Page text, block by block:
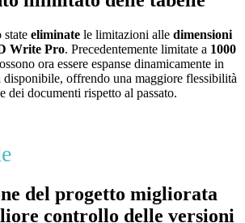
eliminate le limitazioni alle dimensioni
Write Pro. Precedentemente limitate a 1000
ora essere espanse dinamicamente in
disponibile, offrendo una maggiore flessibilità
dei documenti rispetto al passato.
del progetto migliorata
controllo delle versioni